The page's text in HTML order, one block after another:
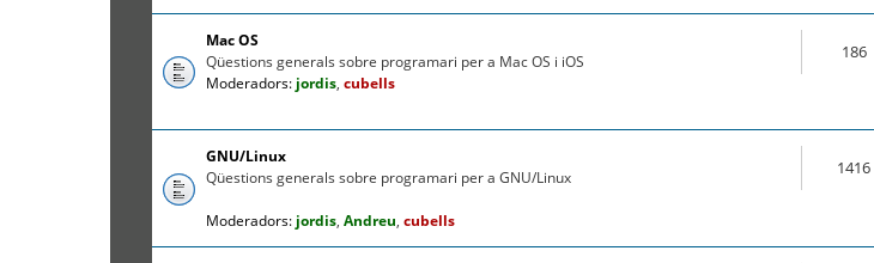
Mac OS
Qüestions generals sobre programari per a Mac OS i iOS
Moderadors: jordis, cubells
186
GNU/Linux
Qüestions generals sobre programari per a GNU/Linux
Moderadors: jordis, Andreu, cubells
1416